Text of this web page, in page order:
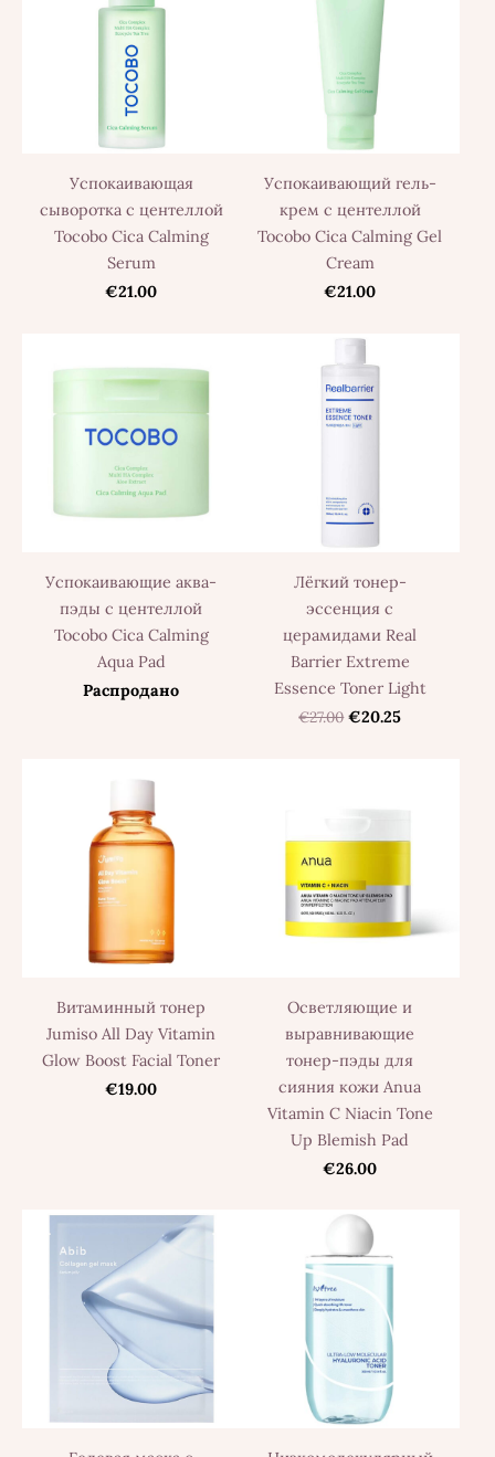
Успокаивающая
сыворотка с центеллой
Tocobo Cica Calming
Serum
€21.00
Успокаивающий гель-
крем с центеллой
Tocobo Cica Calming Gel
Cream
€21.00
Успокаивающие аква-
пэды с центеллой
Tocobo Cica Calming
Aqua Pad
Распродано
Лёгкий тонер-
эссенция с
церамидами Real
Barrier Extreme
Essence Toner Light
€27.00 €20.25
Витаминный тонер
Jumiso All Day Vitamin
Glow Boost Facial Toner
€19.00
Осветляющие и
выравнивающие
тонер-пэды для
сияния кожи Anua
Vitamin C Niacin Tone
Up Blemish Pad
€26.00